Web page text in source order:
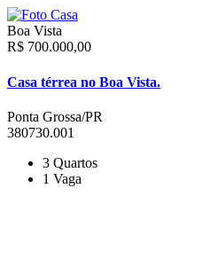
Boa Vista
R$ 700.000,00
Casa térrea no Boa Vista.
Ponta Grossa/PR
380730.001
3 Quartos
1 Vaga